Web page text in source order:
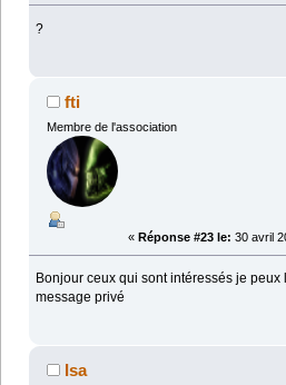
?
fti
Membre de l'association
« Réponse #23 le: 30 avril
Bonjour ceux qui sont intéressés je
message privé
Isa